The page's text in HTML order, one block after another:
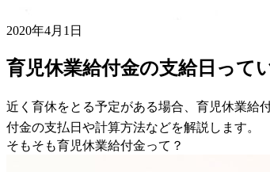
2020年4月1日
育児休業給付金の支給日って
近く育休をとる予定がある場合、育児休業給
付金の支払日や計算方法などを解説します。
そもそも育児休業給付金って？